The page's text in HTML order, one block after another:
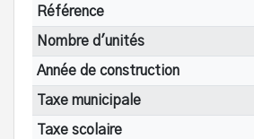
Référence
Nombre d'unités
Année de construction
Taxe municipale
Taxe scolaire